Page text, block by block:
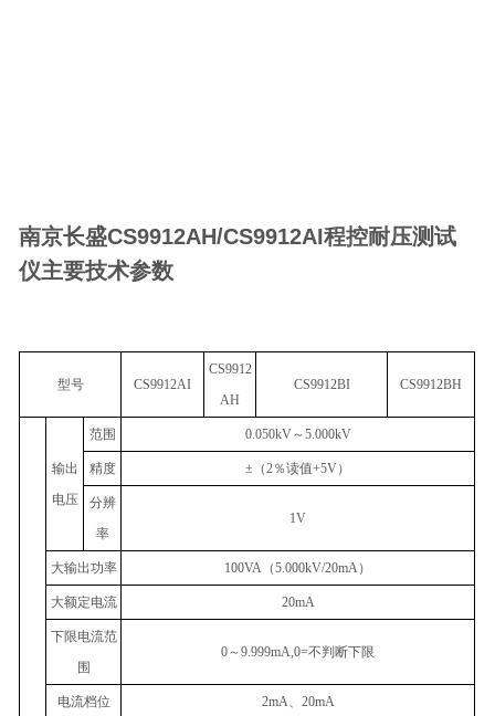
南京长盛CS9912AH/CS9912AI程控耐压测试
仪主要技术参数
型号 CS9912AI
CS9912
AH
CS9912BI CS9912BH
输出
电压
范围 0.050kV～5.000kV
精度 ± （2％读值+5V）
分辨
率
1V
大输出功率 100VA （5.000kV/20mA ）
大额定电流 20mA
下限电流范
围
0～9.999mA,0=不判断下限
电流档位 2mA 20mA